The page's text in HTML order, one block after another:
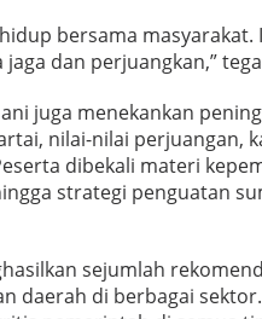
bersama
dan perjuangkan,”
juga menekankan
nilai-nilai perjuangan,
dibekali materi
strategi penguatan
sejumlah
daerah di berbagai